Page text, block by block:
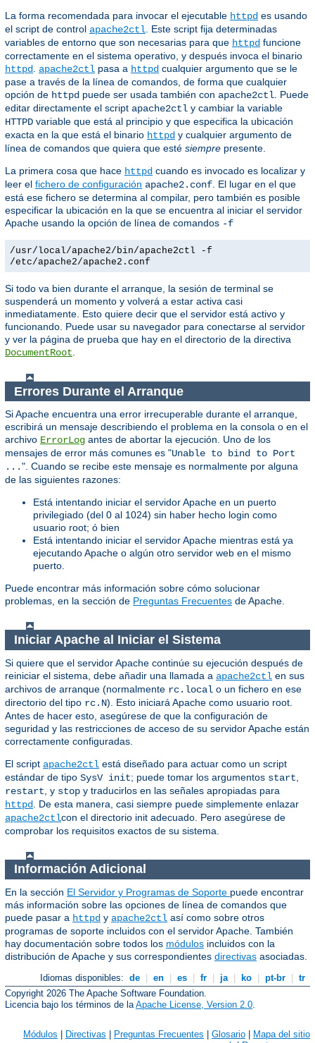
La forma recomendada para invocar el ejecutable httpd es usando
el script de control apache2ctl . Este script fija determinadas
variables de entorno que son necesarias para que httpd funcione
correctamente en el sistema operativo, y después invoca el binario
httpd
apache2ctl pasa a httpd cualquier argumento que se le
pase a través de la línea de comandos, de forma que cualquier
opción de httpd puede ser usada también con apache2ctl . Puede
editar directamente el script apache2ctl y cambiar la variable
HTTPD variable que está al principio y que especifica la ubicación
exacta en la que está el binario httpd y cualquier argumento de
línea de comandos que quiera que esté siempre presente.
La primera cosa que hace httpd cuando es invocado es localizar y
leer el fichero de configuración apache2.conf . El lugar en el que
está ese fichero se determina al compilar, pero también es posible
especificar la ubicación en la que se encuentra al iniciar el servidor
Apache usando la opción de línea de comandos -f
/usr/local/apache2/bin/apache2ctl -f
/etc/apache2/apache2.conf
Si todo va bien durante el arranque, la sesión de terminal se
suspenderá un momento y volverá a estar activa casi
inmediatamente. Esto quiere decir que el servidor está activo y
funcionando. Puede usar su navegador para conectarse al servidor
y ver la página de prueba que hay en el directorio de la directiva
DocumentRoot
Errores Durante el Arranque
Si Apache encuentra una error irrecuperable durante el arranque,
escribirá un mensaje describiendo el problema en la consola o en el
archivo ErrorLog antes de abortar la ejecución. Uno de los
mensajes de error más comunes es "Unable to bind to Port
...". Cuando se recibe este mensaje es normalmente por alguna
de las siguientes razones:
Está intentando iniciar el servidor Apache en un puerto
privilegiado (del 0 al 1024) sin haber hecho login como
usuario root; ó bien
Está intentando iniciar el servidor Apache mientras está ya
ejecutando Apache o algún otro servidor web en el mismo
puerto.
Puede encontrar más información sobre cómo solucionar
problemas, en la sección de Preguntas Frecuentes de Apache.
Iniciar Apache al Iniciar el Sistema
Si quiere que el servidor Apache continúe su ejecución después de
reiniciar el sistema, debe añadir una llamada a apache2ctl en sus
archivos de arranque (normalmente rc.local o un fichero en ese
directorio del tipo rc.N). Esto iniciará Apache como usuario root.
Antes de hacer esto, asegúrese de que la configuración de
seguridad y las restricciones de acceso de su servidor Apache están
correctamente configuradas.
El script apache2ctl está diseñado para actuar como un script
estándar de tipo SysV init; puede tomar los argumentos start
restart , y stop y traducirlos en las señales apropiadas para
httpd . De esta manera, casi siempre puede simplemente enlazar
apache2ctlcon el directorio init adecuado. Pero asegúrese de
comprobar los requisitos exactos de su sistema.
Información Adicional
En la sección El Servidor y Programas de Soporte puede encontrar
más información sobre las opciones de línea de comandos que
puede pasar a httpd y apache2ctl así como sobre otros
programas de soporte incluidos con el servidor Apache. También
hay documentación sobre todos los módulos incluidos con la
distribución de Apache y sus correspondientes directivas asociadas.
Idiomas disponibles: de | en | es | fr | ja | ko | pt-br | tr
Copyright 2026 The Apache Software Foundation.
Licencia bajo los términos de laApache License, Version 2.0.
Módulos Directivas Preguntas Frecuentes Glosario
Mapa del sitio